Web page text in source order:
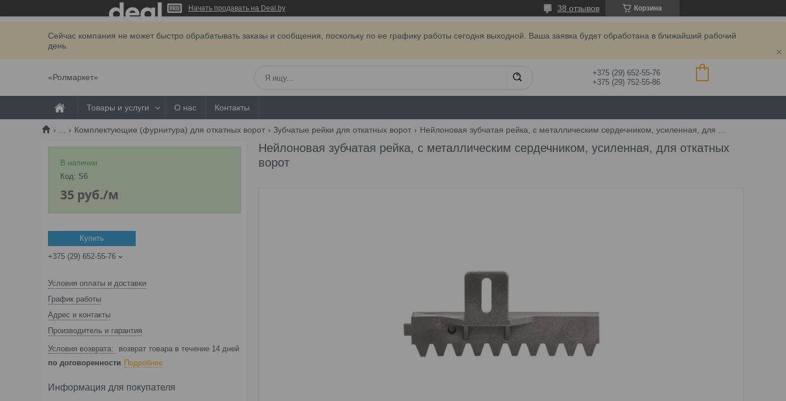
Начать продавать на Deal.by Корзина
38 отзывов
Сейчас компания не может быстро обрабатывать заказы и сообщения, поскольку по ее графику работы сегодня выходной. Ваша заявка будет обработана в ближайший рабочий
день.
«Ролмаркет»
+375 (29) 652-55-76
+375 (29) 752-55-86
Товары и услуги О нас Контакты
Комплектующие (фурнитура) для откатных ворот Зубчатые рейки для откатных ворот
Нейлоновая зубчатая рейка, с металлическим сердечником, усиленная, для откатных
ворот
В наличии
Код: S6
35 руб./м
Купить
+375 (29) 652-55-76
Условия оплаты и доставки
График работы
Адрес и контакты
Производитель и гарантия
возврат товара в течение 14 дней
по договоренности Подробнее
Информация для покупателя